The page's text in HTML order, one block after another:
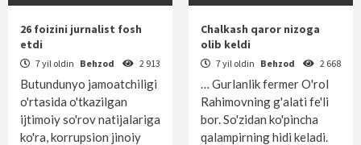
26 foizini jurnalist fosh
etdi
7 yil oldin Behzod 2 913
Butundunyo jamoatchiligi
o'rtasida o'tkazilgan
ijtimoiy so'rov natijalariga
ko'ra, korrupsion jinoiy
Chalkash qaror nizoga
olib keldi
7 yil oldin Behzod 2 668
… Gurlanlik fermer O'rol
Rahimovning g'alati fe'li
bor. So'zidan ko'pincha
qalampirning hidi keladi.